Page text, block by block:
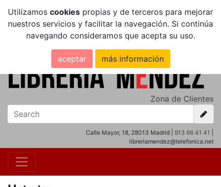
Utilizamos cookies propias y de terceros para mejorar
nuestros servicios y facilitar la navegación. Si continúa
navegando consideramos que acepta su uso.
aceptar más información
Zona de Clientes
Calle Mayor, 18, 28013 Madrid | 913 66 41 41
libreriamendez@telefonica.net